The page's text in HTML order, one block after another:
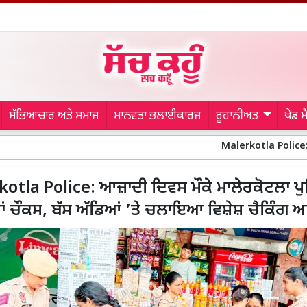
ਸੱਭਿਆਚਾਰ ਅਤੇ ਸਮਾਜ ਮਾਨਵਤਾ ਭਲਾਈਕਾਰਜ ਰੂਹਾਨੀਅਤ ਖੇਡ
Malerkotla Police: ਆਜ਼ਾਦੀ ਦਿਵਸ ਮੌਕੇ
Police: ਆਜ਼ਾਦੀ ਦਿਵਸ ਮੌਕੇ ਮਾਲੇਰਕੋਟਲਾ
ਚੌਕਸ, ਬੱਸ ਅੱਡਿਆਂ ’ਤੇ ਚਲਾਇਆ ਵਿਸ਼ੇਸ਼ ਚੈਕਿੰਗ